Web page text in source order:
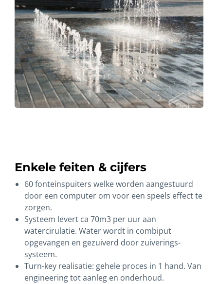
Enkele feiten & cijfers
60 fonteinspuiters welke worden aangestuurd
door een computer om voor een speels effect te
zorgen.
Systeem levert ca 70m3 per uur aan
watercirulatie. Water wordt in combiput
opgevangen en gezuiverd door zuiverings-
systeem.
Turn-key realisatie: gehele proces in 1 hand. Van
engineering tot aanleg en onderhoud.